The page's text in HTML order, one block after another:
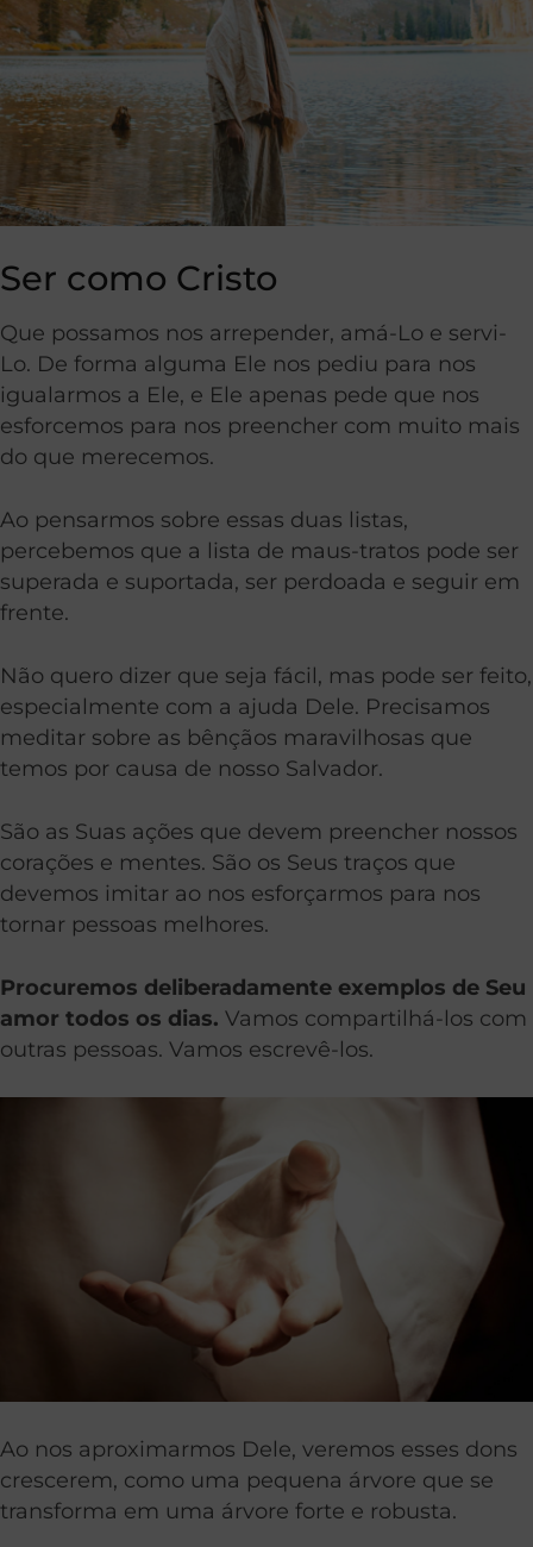
Ser como Cristo
Que possamos nos arrepender, amá-Lo e servi-
Lo. De forma alguma Ele nos pediu para nos
igualarmos a Ele, e Ele apenas pede que nos
esforcemos para nos preencher com muito mais
do que merecemos.
Ao pensarmos sobre essas duas listas,
percebemos que a lista de maus-tratos pode ser
superada e suportada, ser perdoada e seguir em
frente.
Não quero dizer que seja fácil, mas pode ser feito,
especialmente com a ajuda Dele. Precisamos
meditar sobre as bênçãos maravilhosas que
temos por causa de nosso Salvador.
São as Suas ações que devem preencher nossos
corações e mentes. São os Seus traços que
devemos imitar ao nos esforçarmos para nos
tornar pessoas melhores.
Procuremos deliberadamente exemplos de Seu
amor todos os dias. Vamos compartilhá-los com
outras pessoas. Vamos escrevê-los.
Ao nos aproximarmos Dele, veremos esses dons
crescerem, como uma pequena árvore que se
transforma em uma árvore forte e robusta.